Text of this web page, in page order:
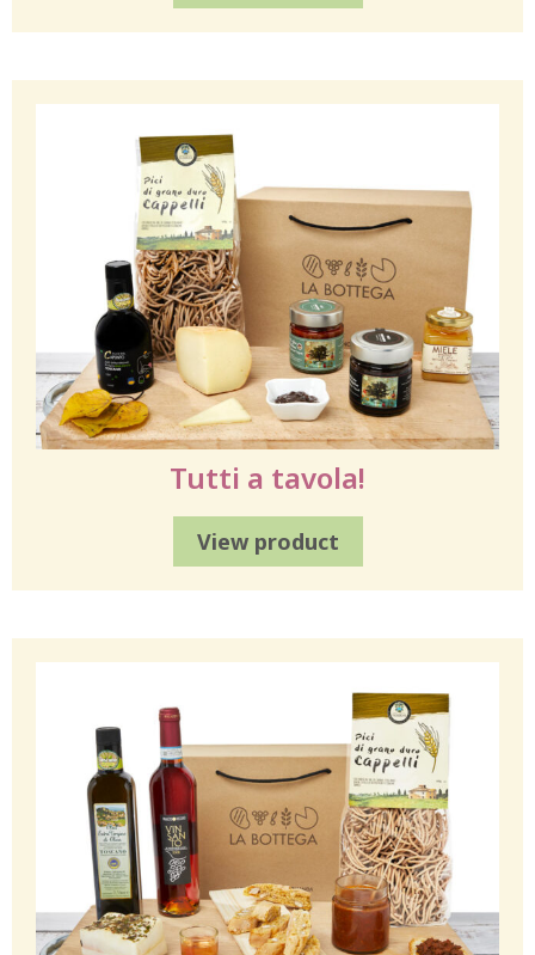
Tutti a tavola!
View product